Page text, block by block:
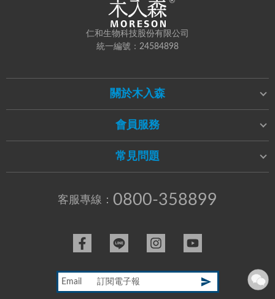
仁和生物科技股份有限公司
統一編號：24584898
關於木入森
會員服務
常見問題
客服專線： 0800-358899
Email